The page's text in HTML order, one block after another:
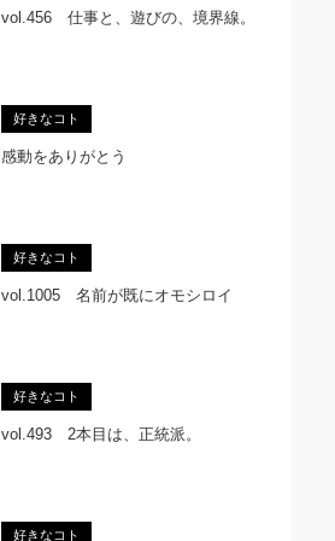
vol.456 仕事と、遊びの、境界線。
好きなコト
感動をありがとう
好きなコト
vol.1005 名前が既にオモシロイ
好きなコト
vol.493 2本目は、正統派。
好きなコト